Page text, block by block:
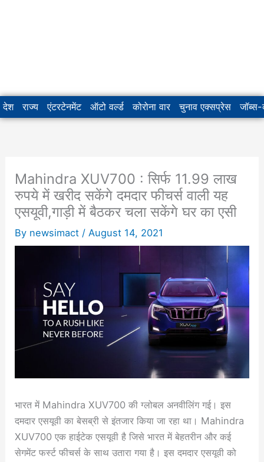
देश राज्य एंटरटेनमेंट ऑटो वर्ल्ड कोरोना वार चुनाव एक्सप्रेस जॉब्स-
Mahindra XUV700 : सिर्फ 11.99 लाख
रुपये में खरीद सकेंगे दमदार फीचर्स वाली यह
एसयूवी,गाड़ी में बैठकर चला सकेंगे घर का एसी
By newsimact /August 14, 2021
भारत में Mahindra XUV700 की ग्लोबल अनवीलिंग गई। इस
दमदार एसयूवी का बेसब्री से इंतजार किया जा रहा था। Mahindra
XUV700 एक हाईटेक एसयूवी है जिसे भारत में बेहतरीन और कई
सेगमेंट फर्स्ट फीचर्स के साथ उतारा गया है। इस दमदार एसयूवी को